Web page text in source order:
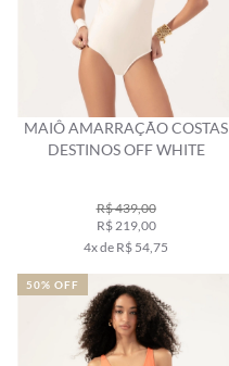
MAIÔ AMARRAÇÃO COSTAS
DESTINOS OFF WHITE
R$ 439,00
R$ 219,00
4x de R$ 54,75
50% OFF